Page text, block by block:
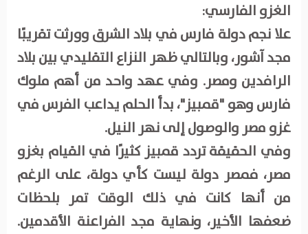
الغزو الفارسي:
علا نجم دولة فارس في بلاد الشرق وورثت تقريبًا
مجد آشور، وبالتالي ظهر النزاع التقليدي بين بلاد
الرافدين ومصر. وفي عهد واحد من أهم ملوك
فارس وهو "قمبيز"، بدأ الحلم يداعب الفرس في
غزو مصر والوصول إلى نهر النيل.
وفي الحقيقة تردد قمبيز كثيرًا في القيام بغزو
مصر، فمصر دولة ليست كأي دولة، على الرغم
من أنها كانت في ذلك الوقت تمر بلحظات
ضعفها الأخير، ونهاية مجد الفراعنة الأقدمين.